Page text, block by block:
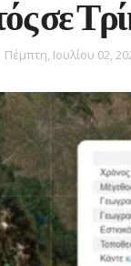
σε
Πέμπτη, Ιουλίου 02,